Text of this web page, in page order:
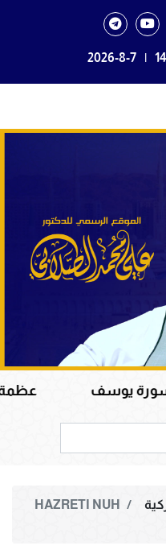
|
2026-8-7
عظمة القرآن
HAZRETI NUH